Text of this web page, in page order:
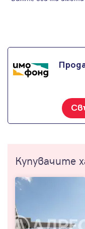
Купувачите